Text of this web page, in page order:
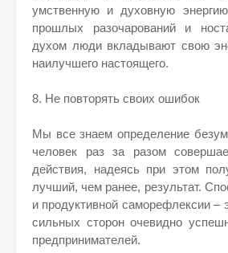
умственную и духовную
прошлых разочарований и
духом люди вкладывают свою
наилучшего настоящего.
8. Не повторять своих ошибок
Мы все знаем определение
человек раз за разом
действия, надеясь при этом
лучший, чем ранее, результат.
и продуктивной саморефлексии –
сильных сторон очевидно
предпринимателей.